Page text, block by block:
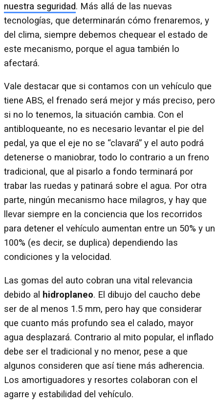
nuestra seguridad. Más allá de las nuevas
tecnologías, que determinarán cómo frenaremos, y
del clima, siempre debemos chequear el estado de
este mecanismo, porque el agua también lo
afectará.
Vale destacar que si contamos con un vehículo que
tiene ABS, el frenado será mejor y más preciso, pero
si no lo tenemos, la situación cambia. Con el
antibloqueante, no es necesario levantar el pie del
pedal, ya que el eje no se “clavará” y el auto podrá
detenerse o maniobrar, todo lo contrario a un freno
tradicional, que al pisarlo a fondo terminará por
trabar las ruedas y patinará sobre el agua. Por otra
parte, ningún mecanismo hace milagros, y hay que
llevar siempre en la conciencia que los recorridos
para detener el vehículo aumentan entre un 50% y un
100% (es decir, se duplica) dependiendo las
condiciones y la velocidad.
Las gomas del auto cobran una vital relevancia
debido al hidroplaneo. El dibujo del caucho debe
ser de al menos 1.5 mm, pero hay que considerar
que cuanto más profundo sea el calado, mayor
agua desplazará. Contrario al mito popular, el inflado
debe ser el tradicional y no menor, pese a que
algunos consideren que así tiene más adherencia.
Los amortiguadores y resortes colaboran con el
agarre y estabilidad del vehículo.